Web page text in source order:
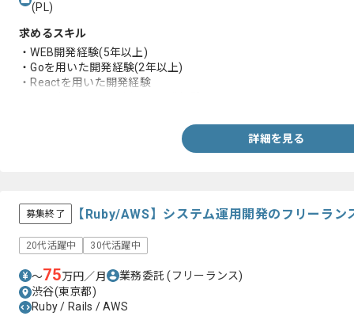
(PL)
求めるスキル
・WEB開発経験(5年以上)
・Goを用いた開発経験(2年以上)
・Reactを用いた開発経験
詳細を見る
募集終了 【Ruby/AWS】システム運用開発のフリーラン
20代活躍中 30代活躍中
〜75万円／月 業務委託(フリーランス)
渋谷(東京都)
Ruby / Rails / AWS